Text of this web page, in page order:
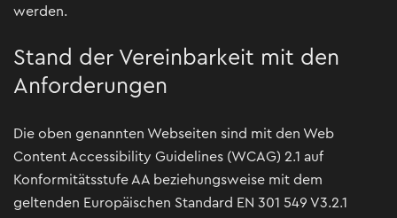
werden.
Stand der Vereinbarkeit mit den
Anforderungen
Die oben genannten Webseiten sind mit den Web
Content Accessibility Guidelines (WCAG) 2.1 auf
Konformitätsstufe AA beziehungsweise mit dem
geltenden Europäischen Standard EN 301 549 V3.2.1